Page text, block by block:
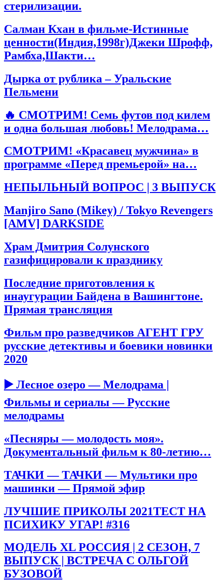
стерилизации.
Салман Кхан в фильме-Истинные
ценности(Индия,1998г)Джеки Шрофф,
Рамбха,Шакти…
Дырка от рублика – Уральские
Пельмени
🔥 СМОТРИМ! Семь футов под килем
и одна большая любовь! Мелодрама…
СМОТРИМ! «Красавец мужчина» в
программе «Перед премьерой» на…
НЕПЫЛЬНЫЙ ВОПРОС | 3 ВЫПУСК
Manjiro Sano (Mikey) / Tokyo Revengers
[AMV] DARKSIDE
Храм Дмитрия Солунского
газифицировали к празднику
Последние приготовления к
инаугурации Байдена в Вашингтоне.
Прямая трансляция
Фильм про разведчиков АГЕНТ ГРУ
русские детективы и боевики новинки
2020
▶️ Лесное озеро — Мелодрама |
Фильмы и сериалы — Русские
мелодрамы
«Песняры — молодость моя».
Документальный фильм к 80-летию…
ТАЧКИ — ТАЧКИ — Мультики про
машинки — Прямой эфир
ЛУЧШИЕ ПРИКОЛЫ 2021ТЕСТ НА
ПСИХИКУ УГАР! #316
МОДЕЛЬ XL РОССИЯ | 2 СЕЗОН, 7
ВЫПУСК | ВСТРЕЧА С ОЛЬГОЙ
БУЗОВОЙ